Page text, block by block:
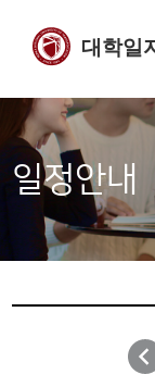
대학일
일정안내